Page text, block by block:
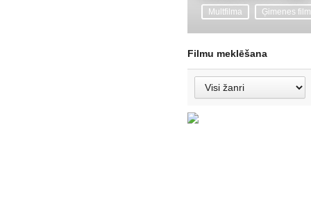
Multfilma Ģimenes
Filmu meklēšana